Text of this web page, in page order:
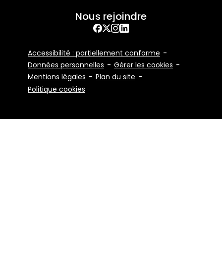
Nous rejoindre
Facebook
X Instagram
Bottom
Accessibilité : partiellement conforme
Données personnelles
Gérer les cookies
Mentions légales
Plan du site
Politique cookies